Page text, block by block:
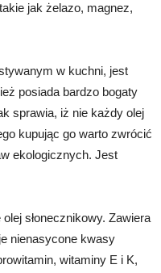
jak żelazo, magnez,
w kuchni, jest
posiada bardzo bogaty
sprawia, iż nie każdy olej
kupując go warto zwrócić
ekologicznych. Jest
słonecznikowy. Zawiera
nienasycone kwasy
witaminy E i K,